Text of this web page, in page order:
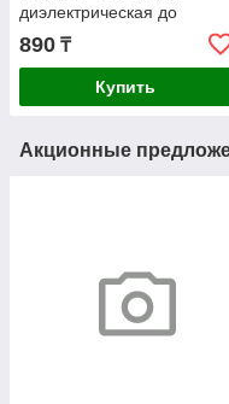
диэлектрическая до
1000В, двухкомп рукоятка,
SL 3,0 х 75мм
890 ₸
Купить
Акционные